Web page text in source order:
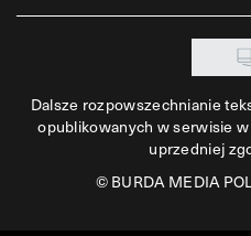
Dalsze rozpowszechnianie
opublikowanych w serwisie
uprzedniej
©BURDA MEDIA